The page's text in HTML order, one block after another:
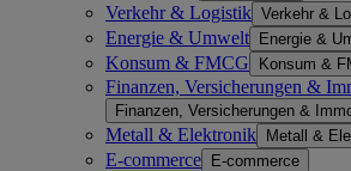
Verkehr & Logistik Verkehr &
Energie & Umwelt Energie &
Konsum & FMCG Konsum &
Finanzen, Versicherungen &
Finanzen, Versicherungen &
Metall & Elektronik Metall &
E-commerce E-commerce